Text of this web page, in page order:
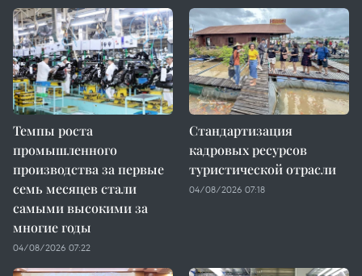
Темпы роста
промышленного
производства за первые
семь месяцев стали
самыми высокими за
многие годы
04/08/2026 07:22
Стандартизация
кадровых ресурсов
туристической отрасли
04/08/2026 07:18